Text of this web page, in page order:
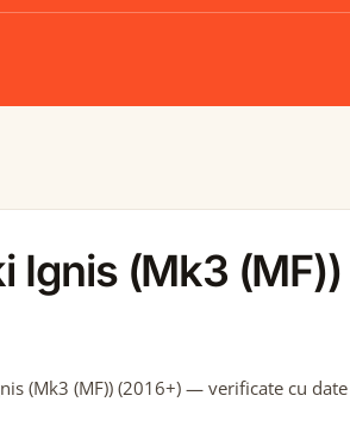
Ignis (Mk3
(Mk3 (MF)) (2016+) — verificate cu